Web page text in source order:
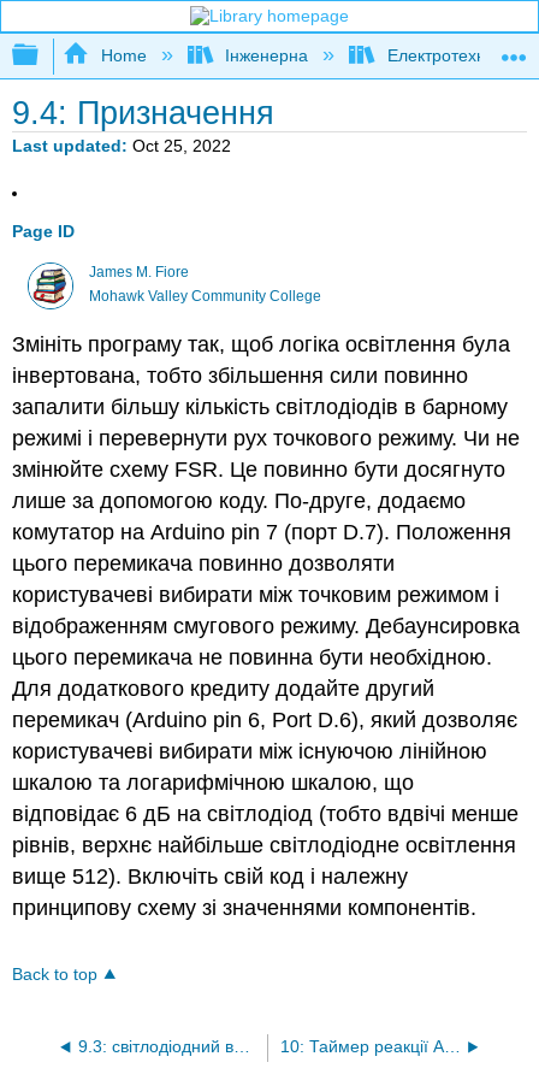
Expand/collapse global hierarchy
Home Інженерна Електротехніка
9.4: Призначення
Last updated Oct 25, 2022
Page ID
James M. Fiore
Mohawk Valley Community College
Змініть програму так, щоб логіка освітлення була
інвертована, тобто збільшення сили повинно
запалити більшу кількість світлодіодів в барному
режимі і перевернути рух точкового режиму. Чи не
змінюйте схему FSR. Це повинно бути досягнуто
лише за допомогою коду. По-друге, додаємо
комутатор на Arduino pin 7 (порт D.7). Положення
цього перемикача повинно дозволяти
користувачеві вибирати між точковим режимом і
відображенням смугового режиму. Дебаунсировка
цього перемикача не повинна бути необхідною.
Для додаткового кредиту додайте другий
перемикач (Arduino pin 6, Port D.6), який дозволяє
користувачеві вибирати між існуючою лінійною
шкалою та логарифмічною шкалою, що
відповідає 6 дБ на світлодіод (тобто вдвічі менше
рівнів, верхнє найбільше світлодіодне освітлення
вище 512). Включіть свій код і належну
принципову схему зі значеннями компонентів.
Back to top
9.3: світлодіодний вихід 10: Таймер реакції Arduino